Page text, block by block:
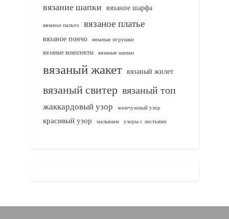
вязание шапки вязание шарфа
вязаное пальто вязаное платье
вязаное пончо вязаные игрушки
вязаные комплекты
вязаные шапки
вязаный жакет вязаный жилет
вязаный свитер вязаный топ
жаккардовый узор жемчужный узор
красивый узор малышам узоры с листьями